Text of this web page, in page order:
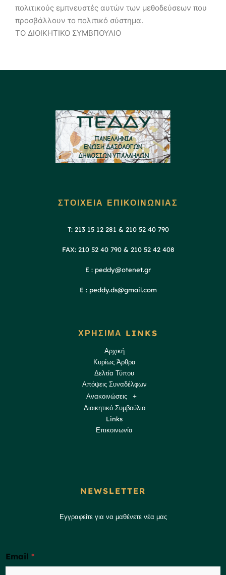
πολιτικούς εμπνευστές αυτών των μεθοδεύσεων που
προσβάλλουν το πολιτικό σύστημα.
ΤΟ ΔΙΟΙΚΗΤΙΚΟ ΣΥΜΒΠΟΥΛΙΟ
ΣΤΟΙΧΕΙΑ ΕΠΙΚΟΙΝΩΝΙΑΣ
T: 213 15 12 281 & 210 52 40 790
FAX: 210 52 40 790 & 210 52 42 408
E : peddy@otenet.gr
E : peddy.ds@gmail.com
ΧΡΗΣΙΜΑ LINKS
Αρχική
Κυρίως Άρθρα
Δελτία Τύπου
Απόψεις Συναδέλφων
Ανακοινώσεις
Διοικητικό Συμβούλιο
Links
Επικοινωνία
NEWSLETTER
Εγγραφείτε για να μαθένετε νέα μας
Email *